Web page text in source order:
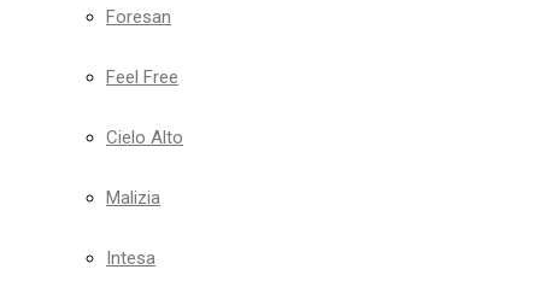
Foresan
Feel Free
Cielo Alto
Malizia
Intesa